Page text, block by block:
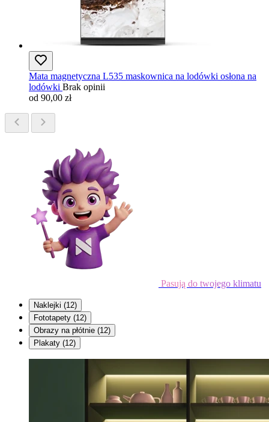
Mata magnetyczna L535 maskownica na lodówki osłona na
lodówki Brak opinii
od 90,00 zł
Pasują do twojego klimatu
Naklejki (12)
Fototapety (12)
Obrazy na płótnie (12)
Plakaty (12)